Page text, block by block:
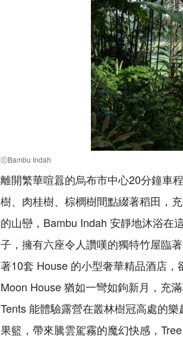
ⓒBambu Indah
離開繁華喧囂的烏布市中心20分鐘車
樹、肉桂樹、棕櫚樹間點綴著稻田，
的山巒，Bambu Indah 安靜地沐浴在
子，擁有六座令人讚嘆的獨特竹屋臨
著10套 House 的小型奢華精品酒店
Moon House 猶如一彎如鉤新月，充
Tents 能體驗露營在叢林樹冠高處的
果籃，帶來騰雲駕霧的魔幻快感，